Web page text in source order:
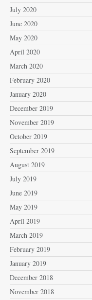
July 2020
June 2020
May 2020
April 2020
March 2020
February 2020
January 2020
December 2019
November 2019
October 2019
September 2019
August 2019
July 2019
June 2019
May 2019
April 2019
March 2019
February 2019
January 2019
December 2018
November 2018